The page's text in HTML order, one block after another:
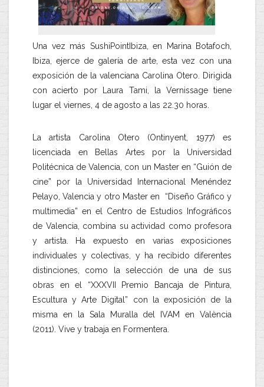
Una vez más SushiPointIbiza, en Marina Botafoch,
Ibiza, ejerce de galería de arte, esta vez con una
exposición de la valenciana Carolina Otero. Dirigida
con acierto por Laura Tami, la Vernissage tiene
lugar el viernes, 4 de agosto a las 22.30 horas.
La artista Carolina Otero (Ontinyent, 1977) es
licenciada en Bellas Artes por la Universidad
Politécnica de Valencia, con un Master en “Guión de
cine” por la Universidad Internacional Menéndez
Pelayo, Valencia y otro Master en “Diseño Gráfico y
multimedia” en el Centro de Estudios Infográficos
de Valencia, combina su actividad como profesora
y artista. Ha expuesto en varias exposiciones
individuales y colectivas, y ha recibido diferentes
distinciones, como la selección de una de sus
obras en el “XXXVII Premio Bancaja de Pintura,
Escultura y Arte Digital” con la exposición de la
misma en la Sala Muralla del IVAM en València
(2011). Vive y trabaja en Formentera.